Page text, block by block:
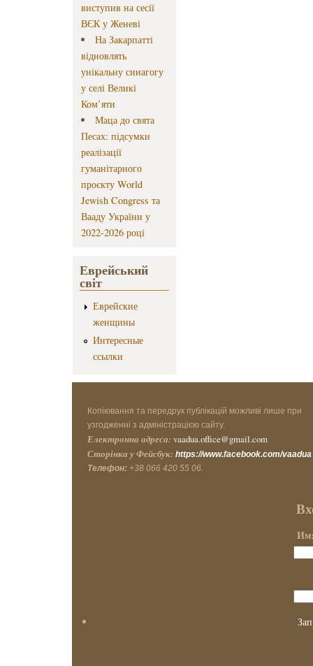
виступив на сесії
ВЄК у Женеві
На Закарпатті
відновлять
унікальну синагогу
у селі Великі
Ком’яти
Маца до свята
Песах: підсумки
реалізації
гуманітарного
проєкту World
Jewish Congress та
Вааду України у
2022-2026 році
Еврейський
світ
Еврейские
женщины
Интересные
ссылки
Копіювання та передрук публікацій можливі лише при
узгодженні з адміністрацією сайту.
Електронна адреса: vaadua.office@gmail.com
Сторінка у Фейсбук: https://www.facebook.com/vaadua
Телефон: +38 066 420 55 06.